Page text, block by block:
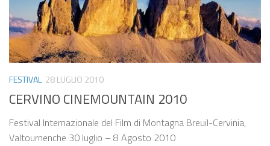
FESTIVAL 28 LUGLIO 2010
CERVINO CINEMOUNTAIN 2010
Festival Internazionale del Film di Montagna Breuil-Cervinia,
Valtournenche 30 luglio – 8 Agosto 2010